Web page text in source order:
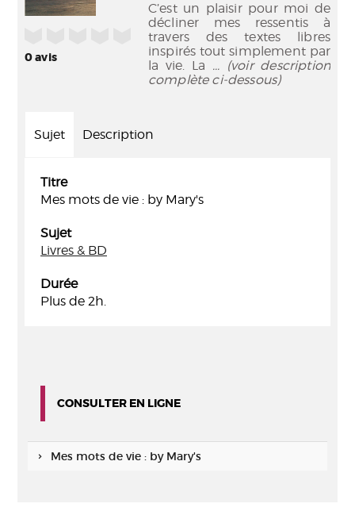
0avis
C’est un plaisir pour moi de
décliner mes ressentis à
travers des textes libres
inspirés tout simplement par
la vie. La ... (voir description
complète ci-dessous)
Sujet Description
Titre
Mes mots de vie : by Mary's
Sujet
Livres & BD
Durée
Plus de 2h.
CONSULTER EN LIGNE
Mes mots de vie : by Mary's